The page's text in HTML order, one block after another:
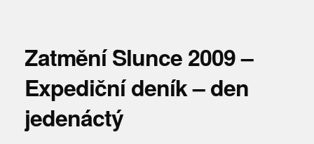
Zatmění Slunce 2009 –
Expediční deník – den
jedenáctý